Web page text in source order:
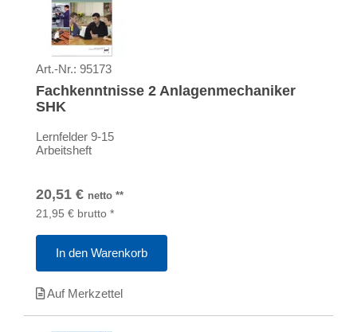
Art.-Nr.: 95173
Fachkenntnisse 2 Anlagenmechaniker
SHK
Lernfelder 9-15
Arbeitsheft
20,51 € netto **
21,95 € brutto *
In den Warenkorb
Auf Merkzettel